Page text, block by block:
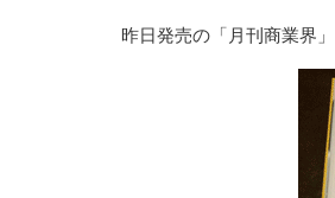
昨日発売の「月刊商業界